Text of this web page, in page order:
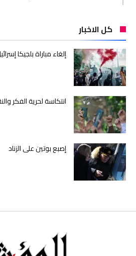
كل الاخبار
إلغاء مباراة بلجيكا
انتكاسة لحرية الفكر
إصبع بوتين على الزناد